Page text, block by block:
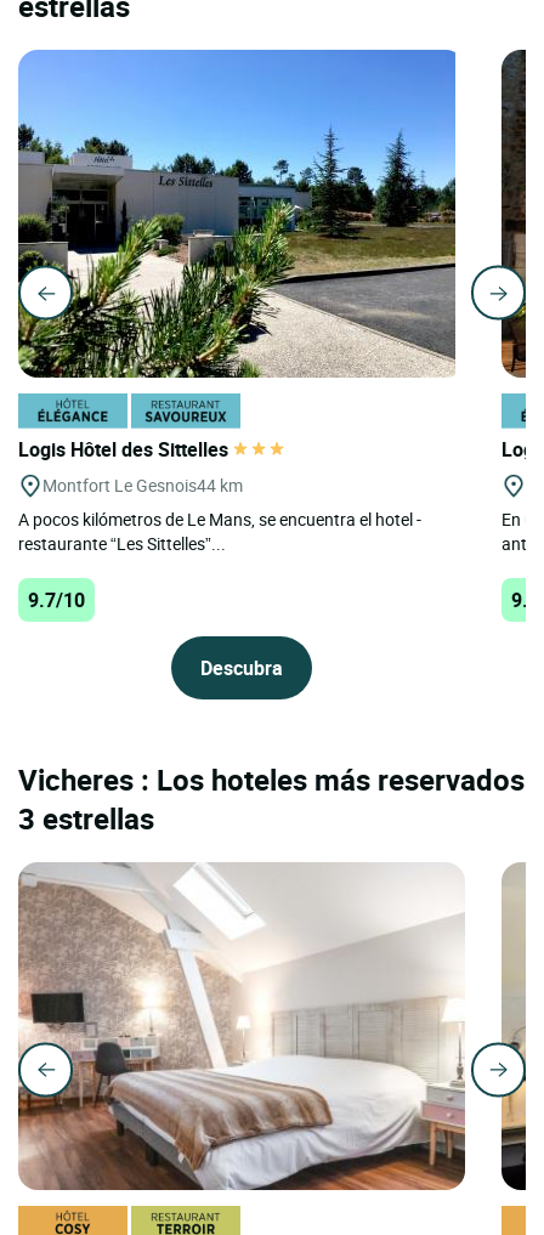
Logis Hôtel des Sittelles
Montfort Le Gesnois44 km
A pocos kilómetros de Le Mans, se encuentra el hotel -
restaurante “Les Sittelles”...
9.7/10
Descubra
En
Vicheres : Los hoteles más reservados
3 estrellas